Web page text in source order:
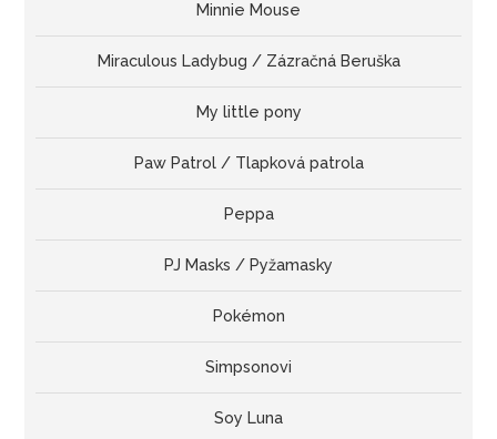
Minnie Mouse
Miraculous Ladybug / Zázračná Beruška
My little pony
Paw Patrol / Tlapková patrola
Peppa
PJ Masks / Pyžamasky
Pokémon
Simpsonovi
Soy Luna